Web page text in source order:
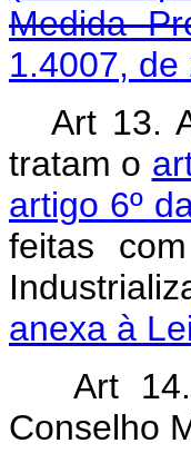
Medida
1.4007, de
Art 13.
tratam o
artigo 6º
feitas
anexa à
Art
Conselho